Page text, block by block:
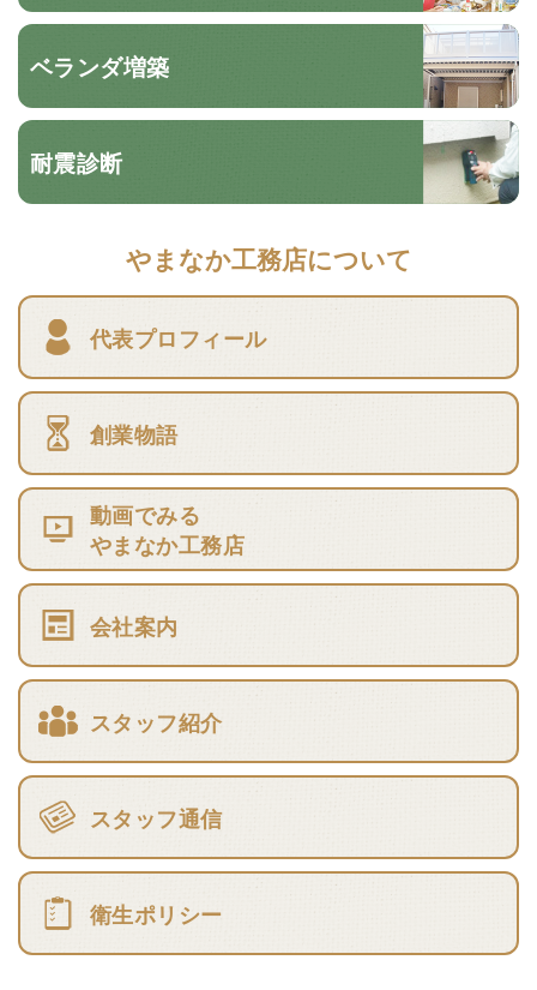
ベランダ増築
耐震診断
やまなか工務店について
代表プロフィール
創業物語
動画でみる
やまなか工務店
会社案内
スタッフ紹介
スタッフ通信
衛生ポリシー